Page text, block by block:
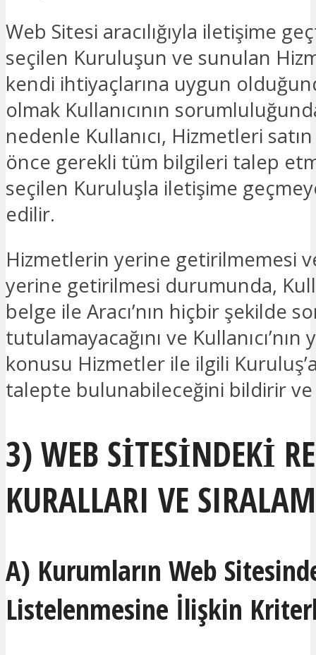
Web Sitesi aracılığıyla iletişime
seçilen Kuruluşun ve sunulan
kendi ihtiyaçlarına uygun
olmak Kullanıcının
nedenle Kullanıcı, Hizmetleri
önce gerekli tüm bilgileri talep
seçilen Kuruluşla iletişime
edilir.
Hizmetlerin yerine getirilmemesi
yerine getirilmesi durumunda,
belge ile Aracı’nın hiçbir şekilde
tutulamayacağını ve Kullanıcı’nın
konusu Hizmetler ile ilgili
talepte bulunabileceğini bildirir
3) WEB SİTESİNDEKİ
KURALLARI VE
A) Kurumların Web
Listelenmesine İlişkin